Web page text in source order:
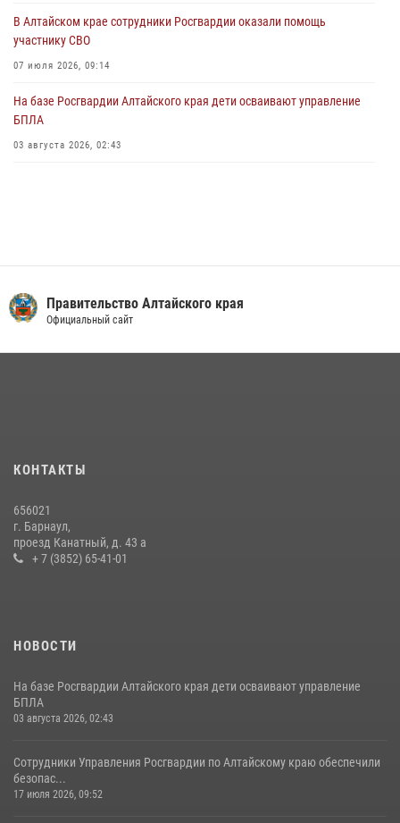
Алтайскому краю подведены итоги «прямой линии»
01 июля 2026, 07:49
В Алтайском крае сотрудники Росгвардии оказали помощь
участнику СВО
07 июля 2026, 09:14
На базе Росгвардии Алтайского края дети осваивают управление
БПЛА
03 августа 2026, 02:43
Правительство Алтайского края
Официальный сайт
КОНТАКТЫ
656021
г. Барнаул,
проезд Канатный, д. 43 а
+ 7 (3852) 65-41-01
НОВОСТИ
На базе Росгвардии Алтайского края дети осваивают управление
БПЛА
03 августа 2026, 02:43
Сотрудники Управления Росгвардии по Алтайскому краю обеспечили
безопас...
17 июля 2026, 09:52